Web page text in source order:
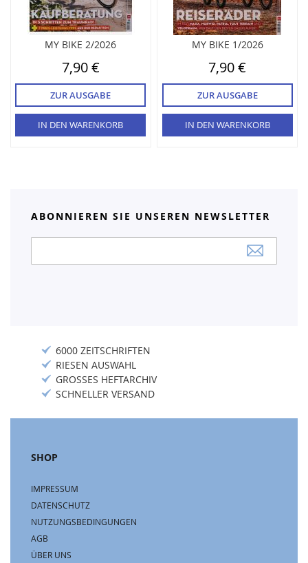
MY BIKE 2/2026
7,90 €
ZUR AUSGABE
IN DEN WARENKORB
MY BIKE 1/2026
7,90 €
ZUR AUSGABE
IN DEN WARENKORB
ABONNIEREN SIE UNSEREN NEWSLETTER
Newsletter:
6000 ZEITSCHRIFTEN
RIESEN AUSWAHL
GROSSES HEFTARCHIV
SCHNELLER VERSAND
SHOP
IMPRESSUM
DATENSCHUTZ
NUTZUNGSBEDINGUNGEN
AGB
ÜBER UNS